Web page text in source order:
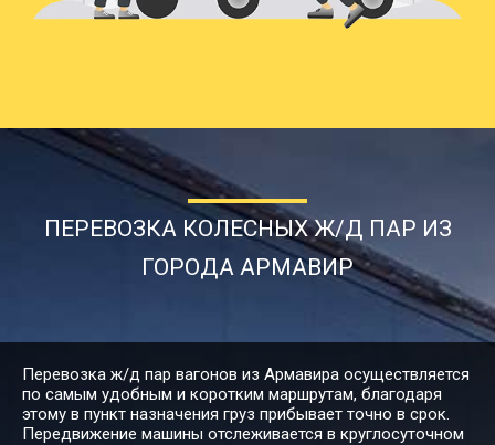
Армавир → Балаково
Армавир → Балашиха 30382 34181 47472
140457
Армавир → Белгород 21978 24726 34341
ПЕРЕВОЗКА КОЛЕСНЫХ Ж/Д ПАР ИЗ
ГОРОДА АРМАВИР
Перевозка ж/д пар вагонов из Армавира осуществляется
по самым удобным и коротким маршрутам, благодаря
этому в пункт назначения груз прибывает точно в срок.
Передвижение машины отслеживается в круглосуточном